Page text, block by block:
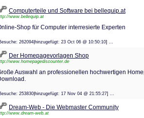
Computerteile und Software bei bellequip.at
www.bellequip.at
Shop für Computer interresierte Experten
262094|hinzugefügt: 23 Oct 06 @ 10:50:10] ...
Der Homepagevorlagen Shop
www.homepagediscounter.de
Auswahl an professionellen hochwertigen
253830|hinzugefügt: 17 Nov 04 @ 21:55:27] ...
Dream-Web - Die Webmaster Community
www.dream-web.at